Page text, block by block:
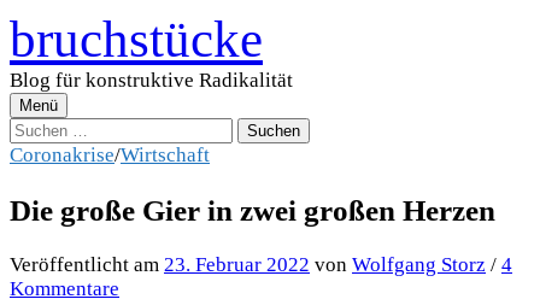
Zum
Inhalt
überspringen
bruchstücke
Blog für konstruktive Radikalität
Menü
Suchen
nach:
Coronakrise/Wirtschaft
Die große Gier in zwei großen Herzen
Veröffentlicht am 23. Februar 2022 von Wolfgang Storz / 4
Kommentare